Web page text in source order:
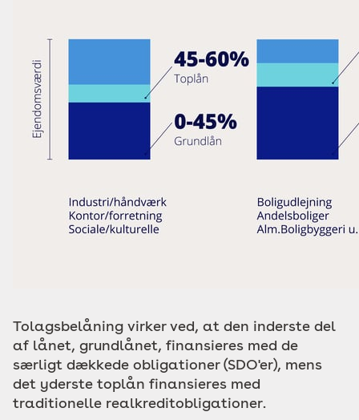
Tolagsbelåning virker ved, at den inderste del
af lånet, grundlånet, finansieres med de
særligt dækkede obligationer (SDO'er), mens
det yderste toplån finansieres med
traditionelle realkreditobligationer.